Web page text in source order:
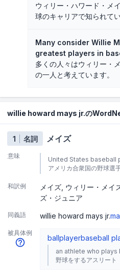
ウィリー・ハワード・メ
球のキャリアで知られてい
Many consider Willie
greatest players in
多くの人々はウィリー・
の一人と考えています。
willie howard mays jr.の
1 名詞 メイズ
意味
United States baseball
アメリカ合衆国の野球選
和訳例 メイズ ウィリー・メイ
ズ・ジュニア
同義語 willie howard mays jr.
被具体例
ballplayerbaseball
an athlete who plays
野球をするアスリート